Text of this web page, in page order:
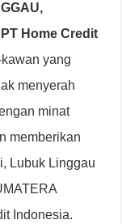
Home Credit
yang
menyerah
minat
memberikan
Lubuk Linggau
Indonesia.